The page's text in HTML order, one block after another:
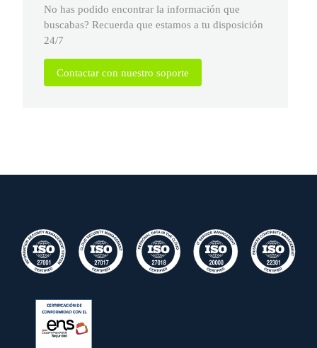
No has podido encontrar la información que
buscabas? Recuerda que estamos a tu disposición
24/7
Contactar con nuestro soporte